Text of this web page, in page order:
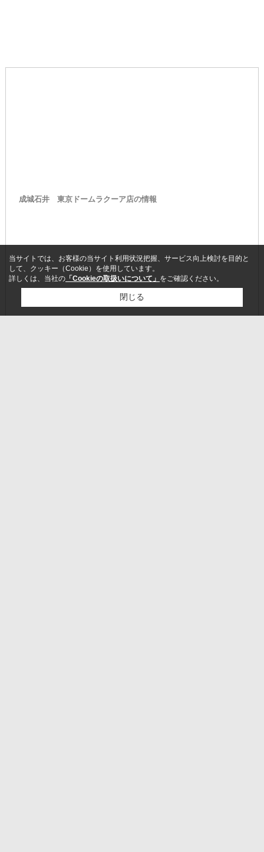
成城石井 東京ドームラクーア店の情報
当サイトでは、お客様の当サイト利用状況把握、サービス向上検討を目的と
して、クッキー（Cookie）を使用しています。
詳しくは、当社の 「Cookieの取扱いについて」 をご確認ください。
閉じる